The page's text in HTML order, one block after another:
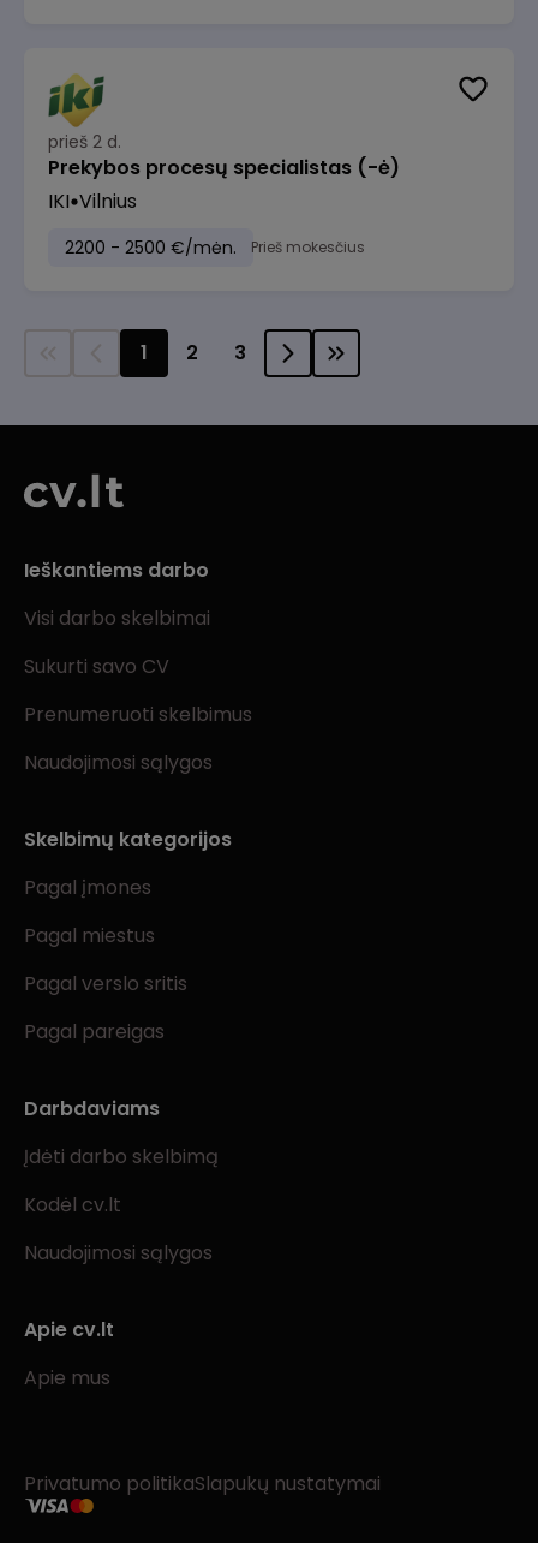
prieš 2 d.
Prekybos procesų specialistas (-ė)
IKI Vilnius
2200 - 2500 €/mėn. Prieš mokesčius
1 2 3
Ieškantiems darbo
Visi darbo skelbimai
Sukurti savo CV
Prenumeruoti skelbimus
Naudojimosi sąlygos
Skelbimų kategorijos
Pagal įmones
Pagal miestus
Pagal verslo sritis
Pagal pareigas
Darbdaviams
Įdėti darbo skelbimą
Kodėl cv.lt
Naudojimosi sąlygos
Apie cv.lt
Apie mus
Privatumo politikaSlapukų nustatymai